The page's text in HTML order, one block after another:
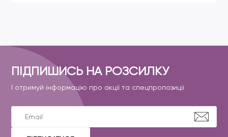
ПІДПИШИСЬ НА РОЗСИЛКУ
І отримуй інформацію про акції та спецпропозиції